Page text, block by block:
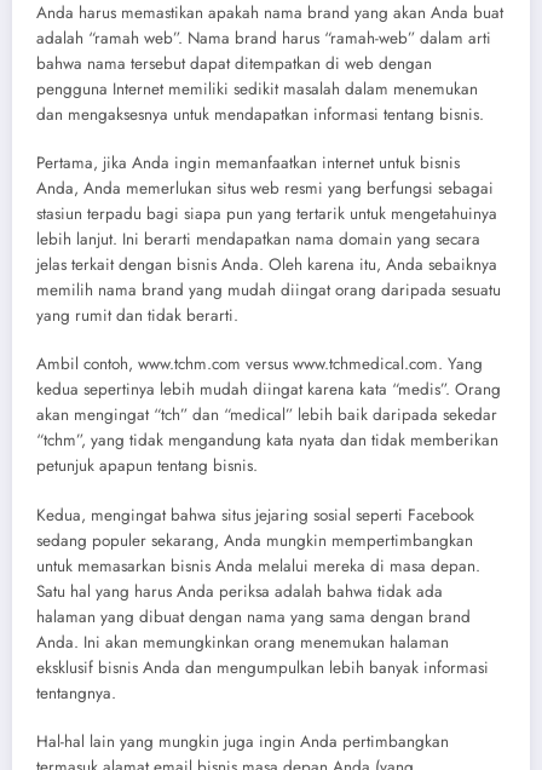
Anda harus memastikan apakah nama brand yang akan Anda buat
adalah “ramah web”. Nama brand harus “ramah-web” dalam arti
bahwa nama tersebut dapat ditempatkan di web dengan
pengguna Internet memiliki sedikit masalah dalam menemukan
dan mengaksesnya untuk mendapatkan informasi tentang bisnis.
Pertama, jika Anda ingin memanfaatkan internet untuk bisnis
Anda, Anda memerlukan situs web resmi yang berfungsi sebagai
stasiun terpadu bagi siapa pun yang tertarik untuk mengetahuinya
lebih lanjut. Ini berarti mendapatkan nama domain yang secara
jelas terkait dengan bisnis Anda. Oleh karena itu, Anda sebaiknya
memilih nama brand yang mudah diingat orang daripada sesuatu
yang rumit dan tidak berarti.
Ambil contoh, www.tchm.com versus www.tchmedical.com. Yang
kedua sepertinya lebih mudah diingat karena kata “medis”. Orang
akan mengingat “tch” dan “medical” lebih baik daripada sekedar
“tchm”, yang tidak mengandung kata nyata dan tidak memberikan
petunjuk apapun tentang bisnis.
Kedua, mengingat bahwa situs jejaring sosial seperti Facebook
sedang populer sekarang, Anda mungkin mempertimbangkan
untuk memasarkan bisnis Anda melalui mereka di masa depan.
Satu hal yang harus Anda periksa adalah bahwa tidak ada
halaman yang dibuat dengan nama yang sama dengan brand
Anda. Ini akan memungkinkan orang menemukan halaman
eksklusif bisnis Anda dan mengumpulkan lebih banyak informasi
tentangnya.
Hal-hal lain yang mungkin juga ingin Anda pertimbangkan